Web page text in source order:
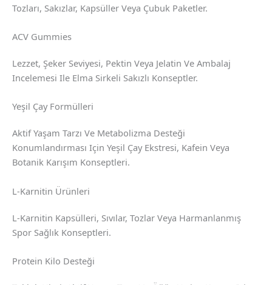
Tozları, Sakızlar, Kapsüller Veya Çubuk Paketler.
ACV Gummies
Lezzet, Şeker Seviyesi, Pektin Veya Jelatin Ve Ambalaj
Incelemesi Ile Elma Sirkeli Sakızlı Konseptler.
Yeşil Çay Formülleri
Aktif Yaşam Tarzı Ve Metabolizma Desteği
Konumlandırması Için Yeşil Çay Ekstresi, Kafein Veya
Botanik Karışım Konseptleri.
L-Karnitin Ürünleri
L-Karnitin Kapsülleri, Sıvılar, Tozlar Veya Harmanlanmış
Spor Sağlık Konseptleri.
Protein Kilo Desteği